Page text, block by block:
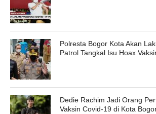
Polresta Bogor Kota Akan
Patrol Tangkal Isu Hoax
Dedie Rachim Jadi Orang
Vaksin Covid-19 di Kota